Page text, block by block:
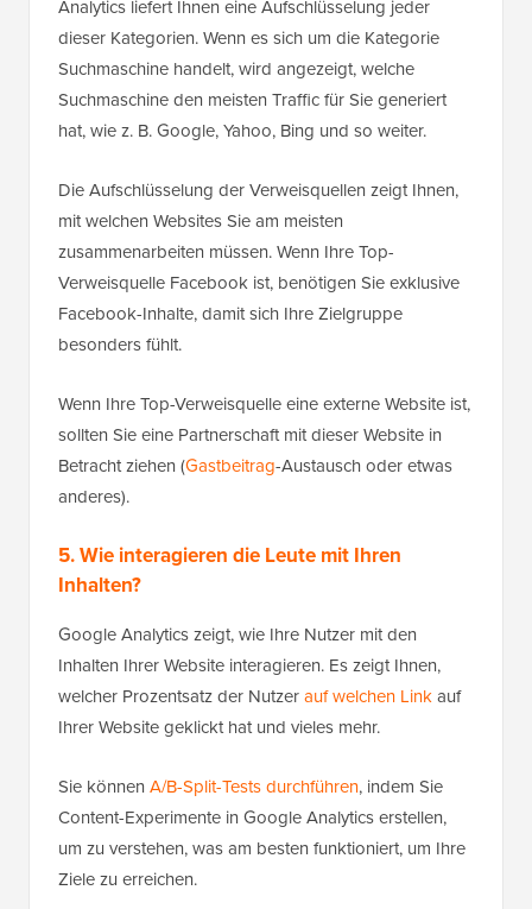
Analytics liefert Ihnen eine Aufschlüsselung jeder
dieser Kategorien. Wenn es sich um die Kategorie
Suchmaschine handelt, wird angezeigt, welche
Suchmaschine den meisten Traffic für Sie generiert
hat, wie z. B. Google, Yahoo, Bing und so weiter.
Die Aufschlüsselung der Verweisquellen zeigt Ihnen,
mit welchen Websites Sie am meisten
zusammenarbeiten müssen. Wenn Ihre Top-
Verweisquelle Facebook ist, benötigen Sie exklusive
Facebook-Inhalte, damit sich Ihre Zielgruppe
besonders fühlt.
Wenn Ihre Top-Verweisquelle eine externe Website ist,
sollten Sie eine Partnerschaft mit dieser Website in
Betracht ziehen (Gastbeitrag-Austausch oder etwas
anderes).
5. Wie interagieren die Leute mit Ihren
Inhalten?
Google Analytics zeigt, wie Ihre Nutzer mit den
Inhalten Ihrer Website interagieren. Es zeigt Ihnen,
welcher Prozentsatz der Nutzerauf welchen Linkauf
Ihrer Website geklickt hat und vieles mehr.
Sie können A/B-Split-Tests durchführen, indem Sie
Content-Experimente in Google Analytics erstellen,
um zu verstehen, was am besten funktioniert, um Ihre
Ziele zu erreichen.